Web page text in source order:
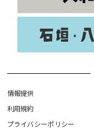
情報提供
利用規約
プライバシーポリシー